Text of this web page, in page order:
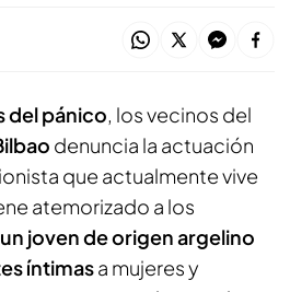
del pánico, los vecinos del
denuncia la actuación
que actualmente vive
atemorizado a los
un joven de origen argelino
íntimasa mujeres y